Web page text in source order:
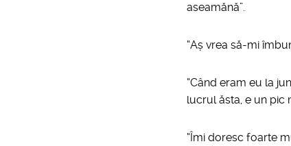
aseamănă”.
“Aș vrea să-mi
“Când eram eu la
lucrul ăsta, e un pic
“Îmi doresc foarte